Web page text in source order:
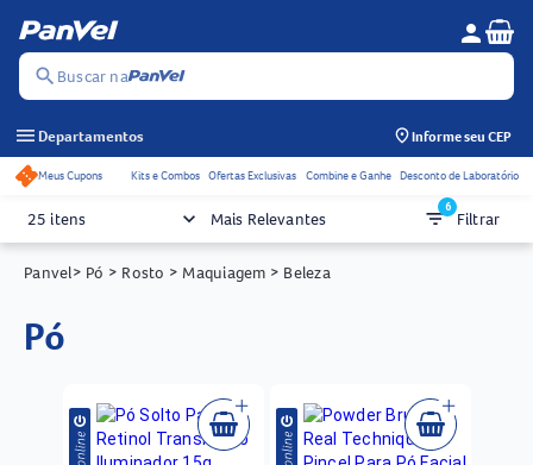
search Buscar na
Menu do
person
menu Departamentos Informe seu CEP
Acessos rápidos do cabeçalho
Meus Cupons Kits e Combos Ofertas Exclusivas Combine e Ganhe Desconto de Laboratório
25 itens keyboard_arrow_down Mais Relevantes filter_list6
Filtrar
Panvel> Pó > Rosto > Maquiagem > Beleza
pó